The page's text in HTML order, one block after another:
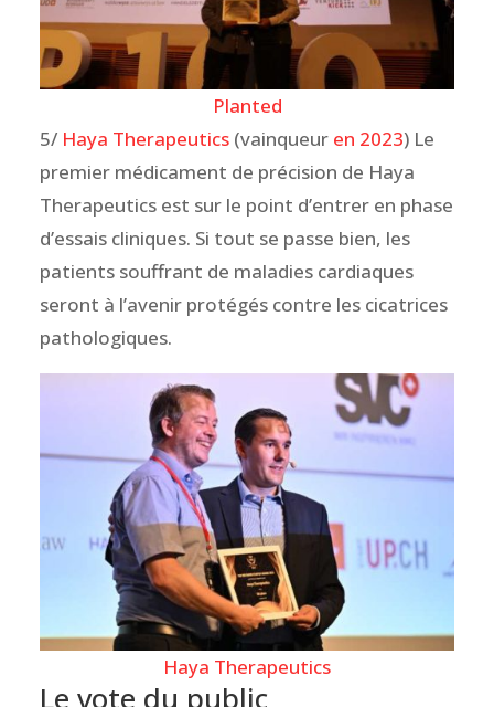
Planted
5/ Haya Therapeutics(vainqueur en 2023) Le
premier médicament de précision de Haya
Therapeutics est sur le point d’entrer en phase
d’essais cliniques. Si tout se passe bien, les
patients souffrant de maladies cardiaques
seront à l’avenir protégés contre les cicatrices
pathologiques.
Haya Therapeutics
Le vote du public